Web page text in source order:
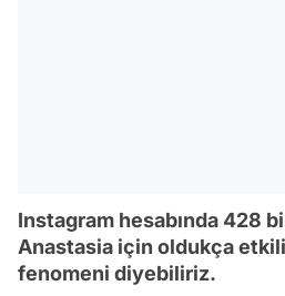
Instagram hesabında 428
Anastasia için oldukça
fenomeni diyebiliriz.